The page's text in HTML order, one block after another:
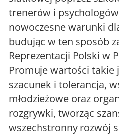
trenerów i
nowoczesne warunki
budując w ten sposób
Reprezentacji Polski w
Promuje wartości takie
szacunek i tolerancja,
młodzieżowe oraz
rozgrywki, tworząc
wszechstronny rozwój